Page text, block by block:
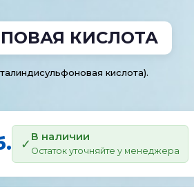
КИСЛОТА
кислота).
В наличии
Остаток уточняйте у менеджера